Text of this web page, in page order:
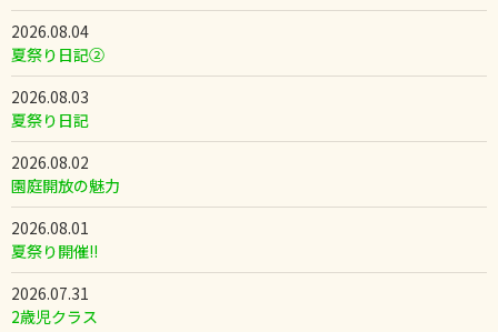
2026.08.04
夏祭り日記②
2026.08.03
夏祭り日記
2026.08.02
園庭開放の魅力
2026.08.01
夏祭り開催!!
2026.07.31
2歳児クラス